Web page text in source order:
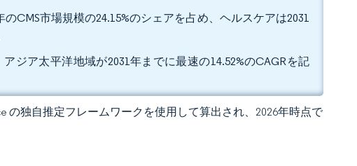
CMS市場規模の24.15%のシェアを占め、ヘルスケアは2031
ジア太平洋地域が2031年までに最速の14.52%のCAGRを記
の独自推定フレームワークを使用して算出され、2026年時点で